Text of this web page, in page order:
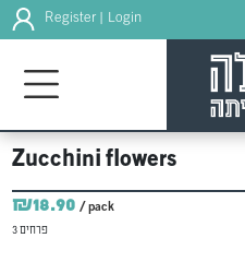
Register Login
Zucchini flowers
₪18.90 / pack
3 פרחים